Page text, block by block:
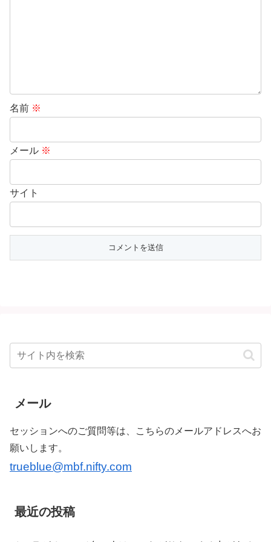
名前 ※
メール ※
サイト
メール
セッションへのご質問等は、こちらのメールアドレスへお
願いします。
trueblue@mbf.nifty.com
最近の投稿